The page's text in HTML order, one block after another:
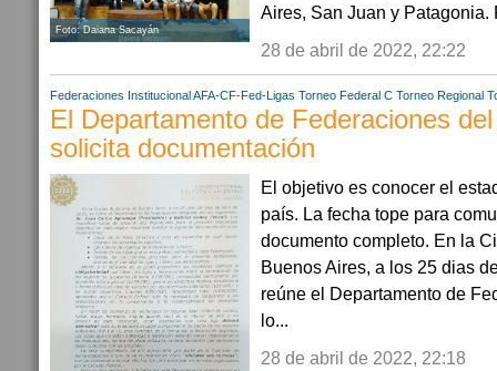
Foto: Daiana Sacayán
Aires, San Juan y Patagonia.
28 de abril de 2022, 22:22
Federaciones Institucional AFA-CF-Fed-Ligas Torneo Federal C Torneo Regional
El Departamento de Federaciones
solicita documentación
El objetivo es conocer el
país. La fecha tope para
documento completo. En la
Buenos Aires, a los 25 dias
reúne el Departamento de
lo...
28 de abril de 2022, 22:18